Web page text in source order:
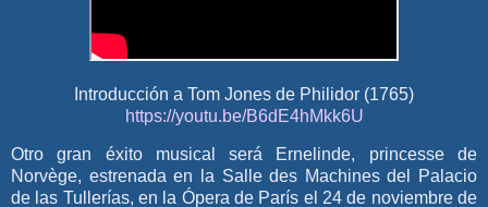
Introducción a Tom Jones de Philidor (1765)
https://youtu.be/B6dE4hMkk6U
Otro gran éxito musical será Ernelinde, princesse de
Norvège, estrenada en la Salle des Machines del Palacio
de las Tullerías, en la​ Ópera de París el 24 de noviembre de